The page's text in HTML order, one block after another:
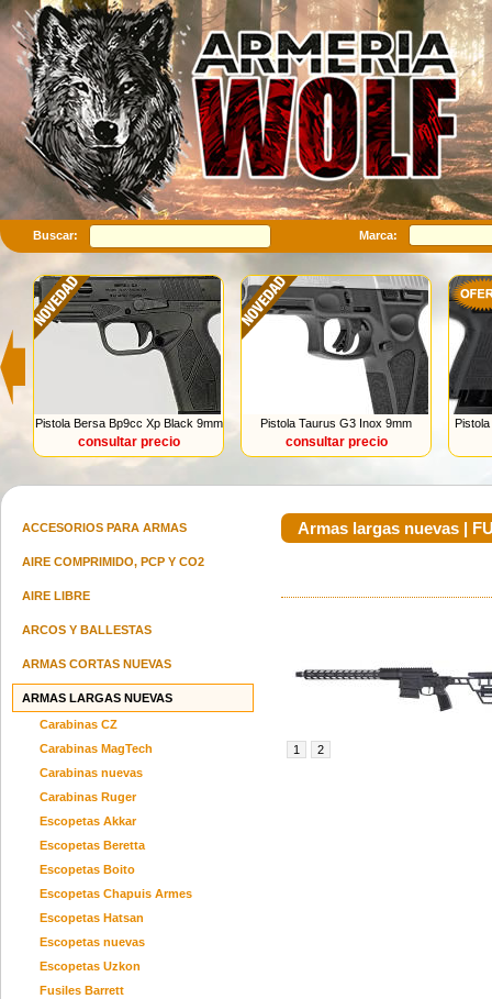
Buscar: Marca:
Pistola Bersa Bp9cc Xp Black 9mm
consultar precio
Pistola Taurus G3 Inox 9mm
consultar precio
Negros
u$s 980.00
ACCESORIOS PARA ARMAS
AIRE COMPRIMIDO, PCP Y CO2
AIRE LIBRE
ARCOS Y BALLESTAS
ARMAS CORTAS NUEVAS
ARMAS LARGAS NUEVAS
Carabinas CZ
Carabinas MagTech
Carabinas nuevas
Carabinas Ruger
Escopetas Akkar
Escopetas Beretta
Escopetas Boito
Escopetas Chapuis Armes
Escopetas Hatsan
Escopetas nuevas
Escopetas Uzkon
Fusiles Barrett
Armas largas nuevas |
1 2